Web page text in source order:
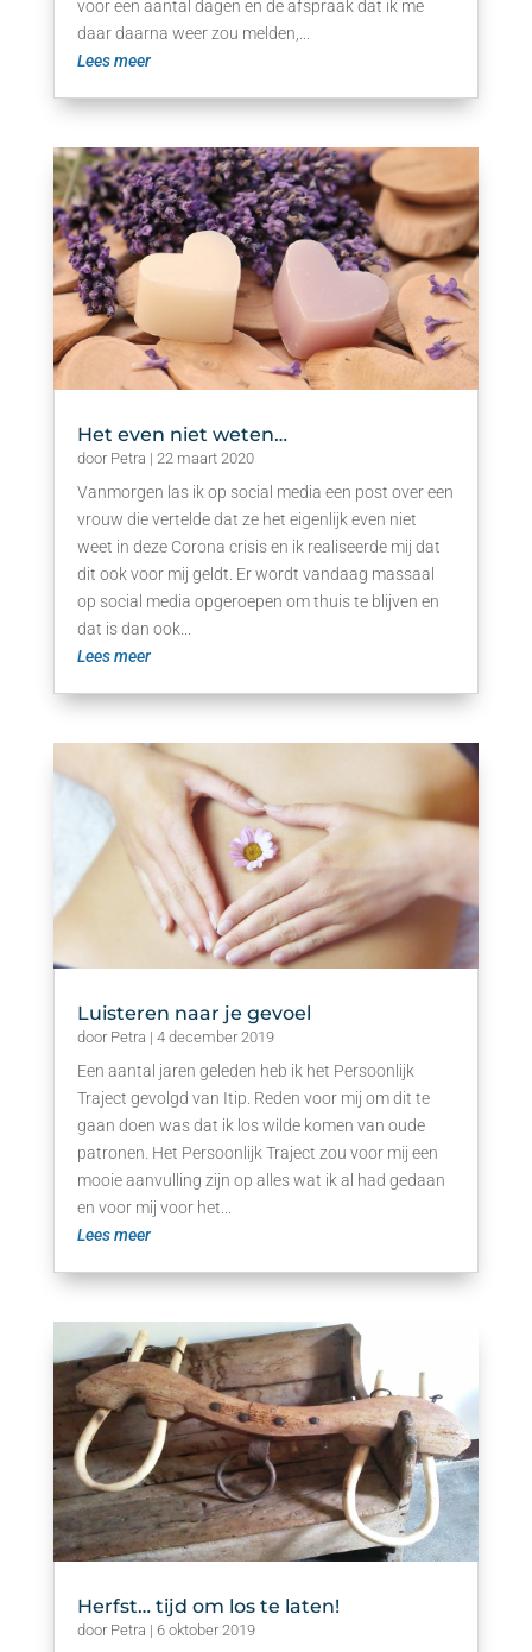
voor een aantal dagen en de afspraak dat ik me
daar daarna weer zou melden,...
Lees meer
Het even niet weten…
door Petra | 22 maart 2020
Vanmorgen las ik op social media een post over een
vrouw die vertelde dat ze het eigenlijk even niet
weet in deze Corona crisis en ik realiseerde mij dat
dit ook voor mij geldt. Er wordt vandaag massaal
op social media opgeroepen om thuis te blijven en
dat is dan ook...
Lees meer
Luisteren naar je gevoel
door Petra | 4 december 2019
Een aantal jaren geleden heb ik het Persoonlijk
Traject gevolgd van Itip. Reden voor mij om dit te
gaan doen was dat ik los wilde komen van oude
patronen. Het Persoonlijk Traject zou voor mij een
mooie aanvulling zijn op alles wat ik al had gedaan
en voor mij voor het...
Lees meer
Herfst… tijd om los te laten!
door Petra | 6 oktober 2019